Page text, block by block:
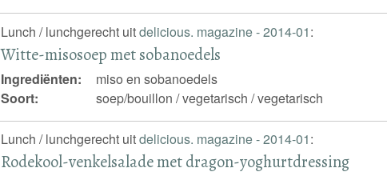
Lunch / lunchgerecht uitdelicious. magazine - 2014-01:
Witte-misosoep met sobanoedels
Ingrediënten:
miso en sobanoedels
Soort:
soep/bouillon / vegetarisch / vegetarisch
Lunch / lunchgerecht uitdelicious. magazine - 2014-01:
Rodekool-venkelsalade met dragon-yoghurtdressing